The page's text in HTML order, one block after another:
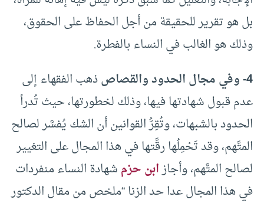
بل هو تقرير للحقيقة من أجل الحفاظ على الحقوق،
وذلك هو الغالب في النساء بالفطرة.
4- وفي مجال الحدود والقصاص
ذهب الفقهاء إلى
عدم قبول شهادتها فيها، وذلك لخطورتها، حيث تُدرأ
الحدود بالشبهات، وتُقِرُّ القوانين أن الشك يُفسَّر لصالح
المتَّهم، وقد تَحْمِلُها رقَّتها في هذا المجال على التغيير
لصالح المتَّهم، وأجازابن حزمشهادة النساء منفردات
في هذا المجال عدا حد الزنا “ملخص من مقال الدكتور